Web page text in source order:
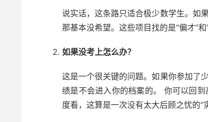
说实话，这条路只适合极少数学生。如
那基本没希望。这些项目找的是“偏才”
如果没考上怎么办？
这是一个很关键的问题。如果你参加了
绩是不会进入你的档案的。 你可以回
度看，这算是一次没有太大后顾之忧的“